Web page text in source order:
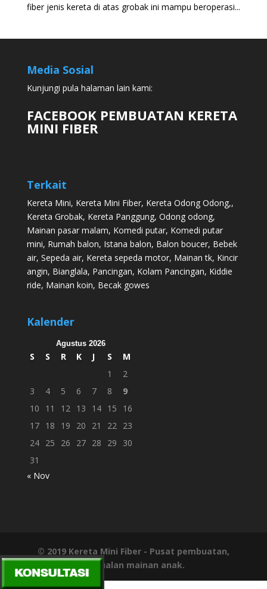
fiber jenis kereta di atas grobak ini mampu beroperasi...
Media Sosial
Kunjungi pula halaman lain kami:
FACEBOOK PEMBUATAN KERETA
MINI FIBER
Terkait
Kereta Mini, Kereta Mini Fiber, Kereta Odong Odong,,
Kereta Grobak, Kereta Panggung, Odong odong,
Mainan pasar malam, Komedi putar, Komedi putar
mini, Rumah balon, Istana balon, Balon boucer, Bebek
air, Sepeda air, Kereta sepeda motor, Mainan tk, Kincir
angin, Bianglala, Pancingan, Kolam Pancingan, Kiddie
ride, Mainan koin, Becak gowes
Kalender
Agustus 2026
S S R K J S
M
1
2
3
4 5 6 7 8
9
10
11 12 13 14 15
16
17 18 19 20 21 22
23
24 25 26 27 28 29
30
31
« Nov
© 2019 Kereta Mini Fiber- Pusat pembuatan,
penjualan mainan anak.